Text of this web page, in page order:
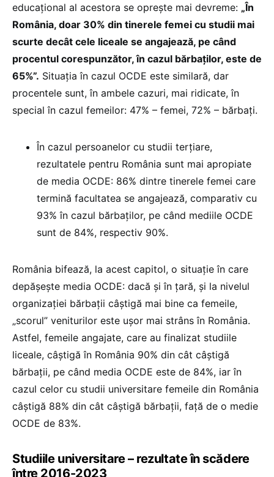
educațional al acestora se oprește mai devreme: „În
România, doar 30% din tinerele femei cu studii mai
scurte decât cele liceale se angajează, pe când
procentul corespunzător, în cazul bărbaților, este de
65%”. Situația în cazul OCDE este similară, dar
procentele sunt, în ambele cazuri, mai ridicate, în
special în cazul femeilor: 47% – femei, 72% – bărbați.
În cazul persoanelor cu studii terțiare,
rezultatele pentru România sunt mai apropiate
de media OCDE: 86% dintre tinerele femei care
termină facultatea se angajează, comparativ cu
93% în cazul bărbaților, pe când mediile OCDE
sunt de 84%, respectiv 90%.
România bifează, la acest capitol, o situație în care
depășește media OCDE: dacă și în țară, și la nivelul
organizației bărbații câștigă mai bine ca femeile,
„scorul” veniturilor este ușor mai strâns în România.
Astfel, femeile angajate, care au finalizat studiile
liceale, câștigă în România 90% din cât câștigă
bărbații, pe când media OCDE este de 84%, iar în
cazul celor cu studii universitare femeile din România
câștigă 88% din cât câștigă bărbații, față de o medie
OCDE de 83%.
Studiile universitare – rezultate în scădere
între 2016-2023